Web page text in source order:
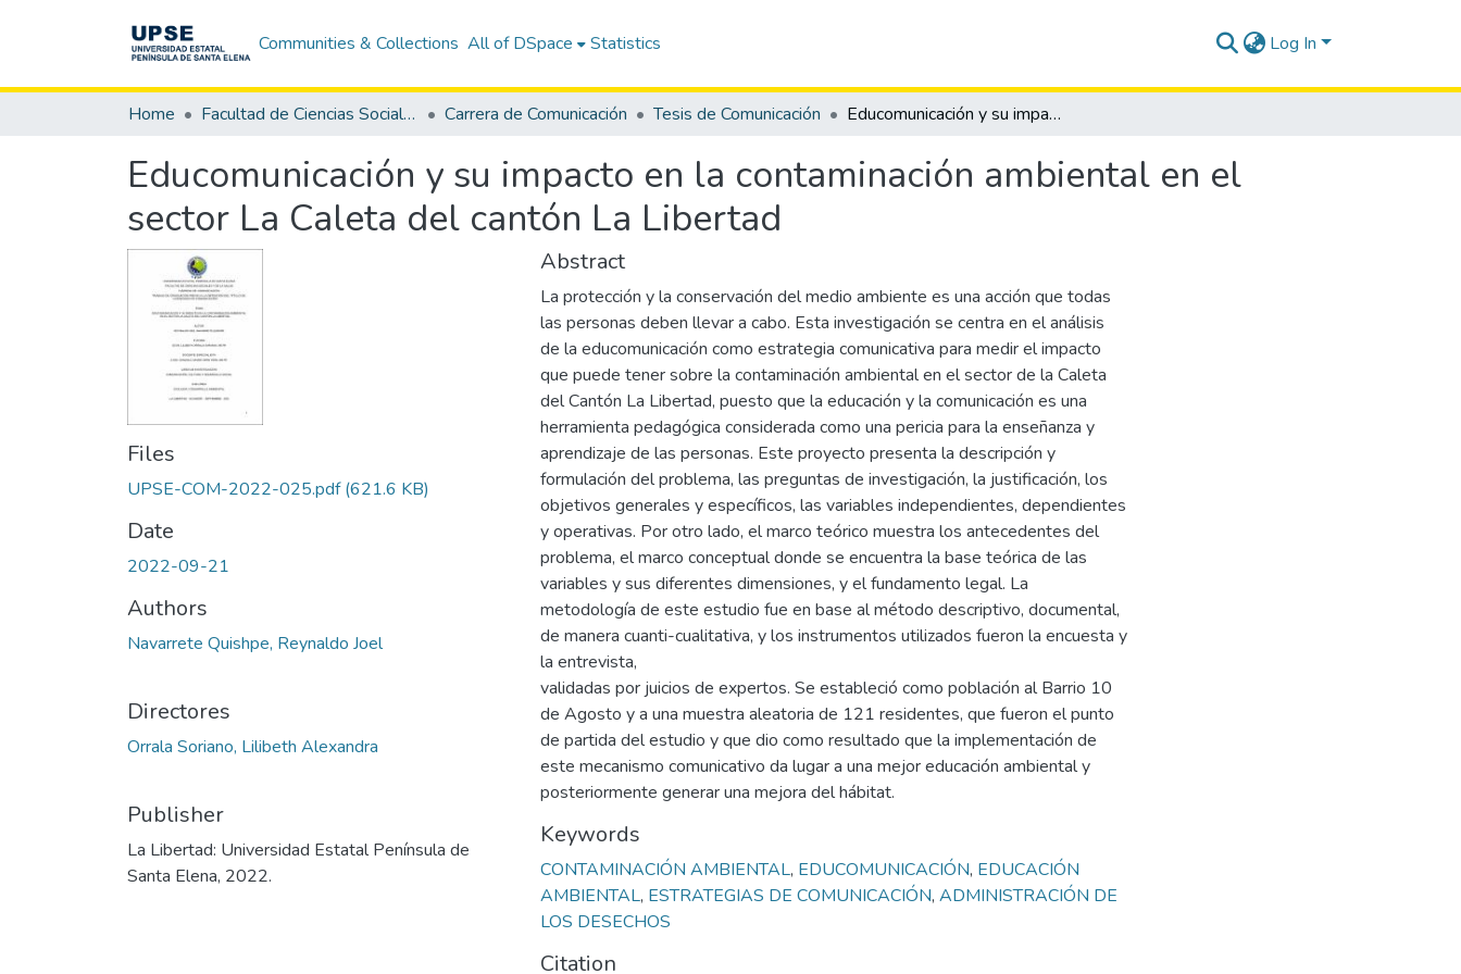
Communities & Collections All of DSpace Statistics Log In
Home Facultad de Ciencias Sociales y de la Salud Carrera de Comunicación Tesis de Comunicación Educomunicación y su impacto en la contaminación ambiental en el sector La Caleta del cantón La Libertad
Educomunicación y su impacto en la contaminación ambiental en el
sector La Caleta del cantón La Libertad
Files
UPSE-COM-2022-025.pdf(621.6 KB)
Date
2022-09-21
Authors
Navarrete Quishpe, Reynaldo Joel
Directores
Orrala Soriano, Lilibeth Alexandra
Publisher
La Libertad: Universidad Estatal Península de
Santa Elena, 2022.
Abstract
La protección y la conservación del medio ambiente es una acción que todas
las personas deben llevar a cabo. Esta investigación se centra en el análisis
de la educomunicación como estrategia comunicativa para medir el impacto
que puede tener sobre la contaminación ambiental en el sector de la Caleta
del Cantón La Libertad, puesto que la educación y la comunicación es una
herramienta pedagógica considerada como una pericia para la enseñanza y
aprendizaje de las personas. Este proyecto presenta la descripción y
formulación del problema, las preguntas de investigación, la justificación, los
objetivos generales y específicos, las variables independientes, dependientes
y operativas. Por otro lado, el marco teórico muestra los antecedentes del
problema, el marco conceptual donde se encuentra la base teórica de las
variables y sus diferentes dimensiones, y el fundamento legal. La
metodología de este estudio fue en base al método descriptivo, documental,
de manera cuanti-cualitativa, y los instrumentos utilizados fueron la encuesta y
la entrevista,
validadas por juicios de expertos. Se estableció como población al Barrio 10
de Agosto y a una muestra aleatoria de 121 residentes, que fueron el punto
de partida del estudio y que dio como resultado que la implementación de
este mecanismo comunicativo da lugar a una mejor educación ambiental y
posteriormente generar una mejora del hábitat.
Keywords
CONTAMINACIÓN AMBIENTAL, EDUCOMUNICACIÓN, EDUCACIÓN
AMBIENTAL, ESTRATEGIAS DE COMUNICACIÓN, ADMINISTRACIÓN DE
LOS DESECHOS
Citation